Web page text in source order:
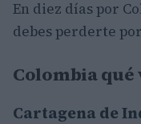
En diez días por
debes perderte
Colombia qué
Cartagena de